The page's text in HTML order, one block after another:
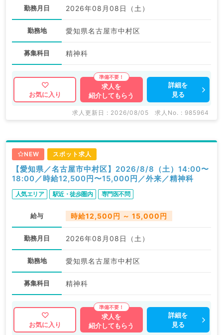
勤務月日 2026年08月08日（土）
勤務地 愛知県名古屋市中村区
募集科目 精神科
お気に入り
求人を
紹介してもらう
詳細を
見る
求人更新日 : 2026/08/05 求人No. : 985964
NEW スポット求人
【愛知県／名古屋市中村区】2026/8/8（土）14:00〜
18:00／時給12,500円〜15,000円／外来／精神科
人気エリア 駅近・徒歩圏内 専門医不問
給与 時給12,500円 ～ 15,000円
勤務月日 2026年08月08日（土）
勤務地 愛知県名古屋市中村区
募集科目 精神科
お気に入り
求人を
紹介してもらう
詳細を
見る